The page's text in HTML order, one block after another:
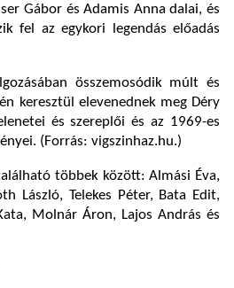
Gábor és Adamis Anna dalai, és
fel az egykori legendás előadás
összemosódik múlt és
keresztül elevenednek meg Déry
és szereplői és az 1969-es
(Forrás: vigszinhaz.hu.)
többek között: Almási Éva,
László, Telekes Péter, Bata Edit,
Molnár Áron, Lajos András és